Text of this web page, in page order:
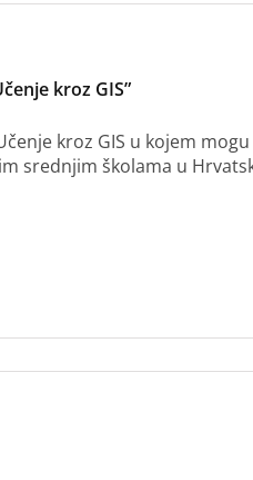
kroz GIS”
kroz GIS u kojem
srednjim školama u